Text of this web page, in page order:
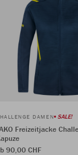
DAMEN SALE!
Freizeitjacke
90,00 CHF